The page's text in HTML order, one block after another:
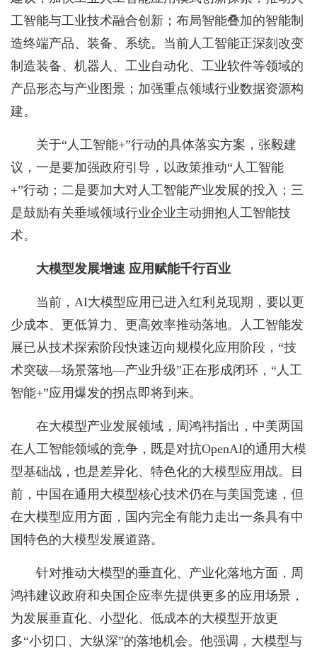
工智能与工业技术融合创新；布局智能叠加的智能制
造终端产品、装备、系统。当前人工智能正深刻改变
制造装备、机器人、工业自动化、工业软件等领域的
产品形态与产业图景；加强重点领域行业数据资源构
建。
关于“人工智能+”行动的具体落实方案，张毅建
议，一是要加强政府引导，以政策推动“人工智能
+”行动；二是要加大对人工智能产业发展的投入；三
是鼓励有关垂域领域行业企业主动拥抱人工智能技
术。
大模型发展增速 应用赋能千行百业
当前，AI大模型应用已进入红利兑现期，要以更
少成本、更低算力、更高效率推动落地。人工智能发
展已从技术探索阶段快速迈向规模化应用阶段，“技
术突破—场景落地—产业升级”正在形成闭环，“人工
智能+”应用爆发的拐点即将到来。
在大模型产业发展领域，周鸿祎指出，中美两国
在人工智能领域的竞争，既是对抗OpenAI的通用大模
型基础战，也是差异化、特色化的大模型应用战。目
前，中国在通用大模型核心技术仍在与美国竞速，但
在大模型应用方面，国内完全有能力走出一条具有中
国特色的大模型发展道路。
针对推动大模型的垂直化、产业化落地方面，周
鸿祎建议政府和央国企应率先提供更多的应用场景，
为发展垂直化、小型化、低成本的大模型开放更
多“小切口、大纵深”的落地机会。他强调，大模型与